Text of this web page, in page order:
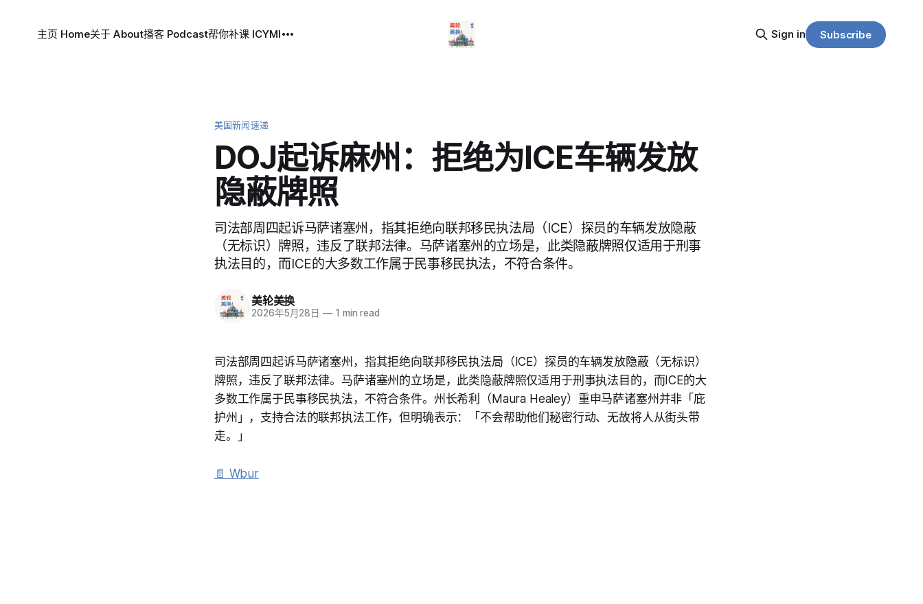
主页 Home关于 About播客 Podcast帮你补课 ICYMI Sign in Subscribe
美国新闻速递
DOJ起诉麻州：拒绝为ICE车辆发放
隐蔽牌照
司法部周四起诉马萨诸塞州，指其拒绝向联邦移民执法局（ICE）探员的车辆发放隐蔽
（无标识）牌照，违反了联邦法律。马萨诸塞州的立场是，此类隐蔽牌照仅适用于刑事
执法目的，而ICE的大多数工作属于民事移民执法，不符合条件。
美轮美换
2026年5月28日 — 1 min read
司法部周四起诉马萨诸塞州，指其拒绝向联邦移民执法局（ICE）探员的车辆发放隐蔽（无标识）
牌照，违反了联邦法律。马萨诸塞州的立场是，此类隐蔽牌照仅适用于刑事执法目的，而ICE的大
多数工作属于民事移民执法，不符合条件。州长希利（Maura Healey）重申马萨诸塞州并非「庇
护州」，支持合法的联邦执法工作，但明确表示：「不会帮助他们秘密行动、无故将人从街头带
走。」
📄 Wbur